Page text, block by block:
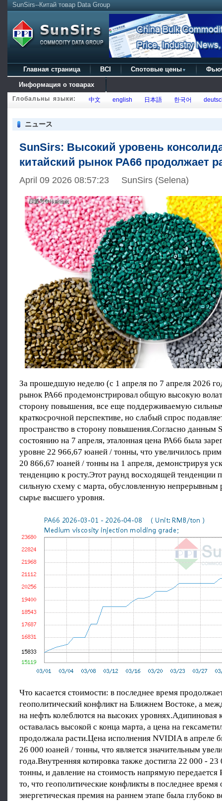
SunSirs--Китай товар Data Group
Главная страница BCI Спотовые цены ▼
Информация о товарах
Глобальны языки: 中文 english 日本語 한국어
ニュース
SunSirs: Высокий уровень
китайский рынок PA66 продолжает
April 09 2026 08:57:23 SunSirs (Selena)
За прошедшую неделю (с 1 апреля по 7 апреля 2026
рынок PA66 продемонстрировал общую высокую
сторону повышения, все еще поддерживаемую
краткосрочной перспективе, но слабый спрос
пространство в сторону повышения.Согласно данным
состоянию на 7 апреля, эталонная цена PA66 была
уровне 22 966,67 юаней / тонны, что увеличилось
20 866,67 юаней / тонны на 1 апреля, демонстрируя
тенденцию к росту.Этот раунд восходящей тенденции
сильную схему с марта, обусловленную непрерывным
сырье высшего уровня.
Что касается стоимости: в последнее время
геополитический конфликт на Ближнем Востоке, а
на нефть колеблются на высоких уровнях.Адипиновая
оставалась высокой с конца марта, а цена на
продолжала расти.Цена исполнения NVIDIA в апреле
26 000 юаней / тонны, что является значительным
года.Внутренняя котировка также достигла 22 000 -
тонны, и давление на стоимость напрямую передается
то, что геополитические конфликты в последнее время
энергетическая премия на раннем этапе была глубоко